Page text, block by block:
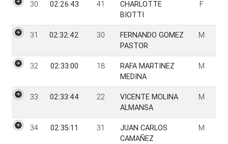
30 02:26:43 41
CHARLOTTE
BIOTTI
F
31 02:32:42 30
FERNANDO GOMEZ
PASTOR
M
32 02:33:00 18
RAFA MARTINEZ
MEDINA
M
33 02:33:44 22
VICENTE MOLINA
ALMANSA
M
34 02:35:11 31
JUAN CARLOS
CAMAÑEZ
M